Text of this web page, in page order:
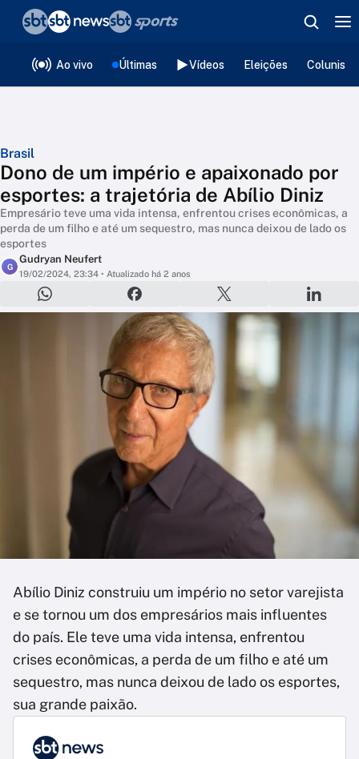
Ao vivo Últimas Vídeos Eleições
Brasil
Dono de um império e apaixonado por
esportes: a trajetória de Abílio Diniz
Empresário teve uma vida intensa, enfrentou crises econômicas, a
perda de um filho e até um sequestro, mas nunca deixou de lado os
esportes
G
Gudryan Neufert
19/02/2024, 23:34 • Atualizado há 2 anos
Abílio Diniz construiu um império no setor varejista
e se tornou um dos empresários mais influentes
do país. Ele teve uma vida intensa, enfrentou
crises econômicas, a perda de um filho e até um
sequestro, mas nunca deixou de lado os esportes,
sua grande paixão.
❮voltar
Editorias